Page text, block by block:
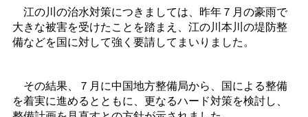
江の川の治水対策につきましては、昨年７月の豪雨で
大きな被害を受けたことを踏まえ、江の川本川の堤防整
備などを国に対して強く要請してまいりました。
その結果、７月に中国地方整備局から、国による整備
を着実に進めるとともに、更なるハード対策を検討し、